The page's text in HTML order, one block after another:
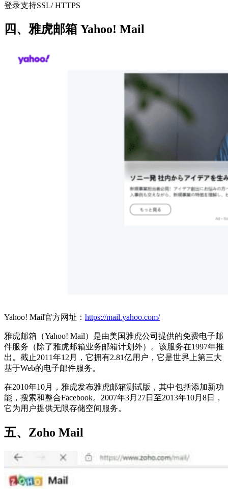
登录支持SSL/ HTTPS
四、雅虎邮箱 Yahoo! Mail
Yahoo! Mail官方网址： https://mail.yahoo.com/
雅虎邮箱（Yahoo! Mail）是由美国雅虎公司提供的免费电子邮
件服务（除了雅虎邮箱业务邮箱计划外）。该服务在1997年推
出。截止2011年12月，它拥有2.81亿用户，它是世界上第三大
基于Web的电子邮件服务。
在2010年10月，雅虎发布雅虎邮箱测试版，其中包括添加新功
能，搜索和整合Facebook。2007年3月27日至2013年10月8日，
它为用户提供无限存储空间服务。
五、Zoho Mail